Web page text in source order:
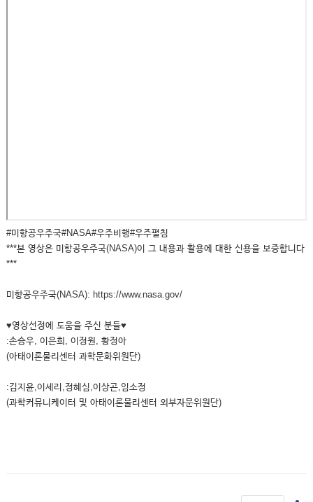
#미항공우주국#NASA#우주비행#우주펼침
***본 영상은 미항공우주국(NASA)이 그 내용과 활용에 대한 신용을 보증합니다
***
미항공우주국(NASA): https://www.nasa.gov/
♥영상선정에 도움을 주신 분들♥
:손승우, 이은희, 이정원, 황정아
(아태이론물리센터 과학문화위원단)
:김지윤,이세리,정혜심,이상곤,임소정
(과학커뮤니케이터 및 아태이론물리센터 외부자문위원단)